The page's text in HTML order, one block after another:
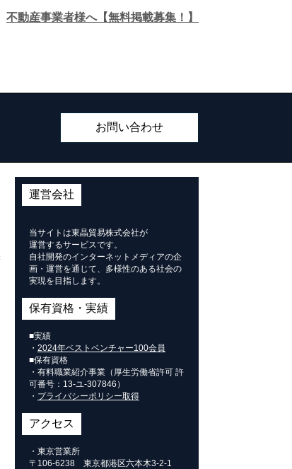
不動産事業者様へ【無料掲載募集！】
お問い合わせ
運営会社
当サイトは東晶貿易株式会社が
運営するサービスです。
自社開発のインターネットメディアの企
画・運営を通じて、多様性のある社会の
実現を目指します。
保有資格・実績
■実績
・ 2024年ベストベンチャー100会員
■保有資格
・有料職業紹介事業（厚生労働省許可 許
可番号： 13-ユ-307846 ）
・ プライバシーポリシー取得
アクセス
・東京営業所
〒106-6238 東京都港区六本木3-2-1